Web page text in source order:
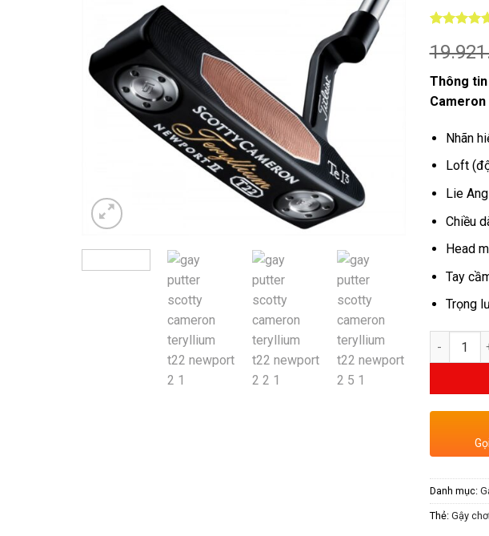
dựa trên
đánh giá
Thông
Nhãn
Loft
Lie
Chiều
Head
Tay
Trọng
Số lượng
Danh mục:
Thẻ: Gậy